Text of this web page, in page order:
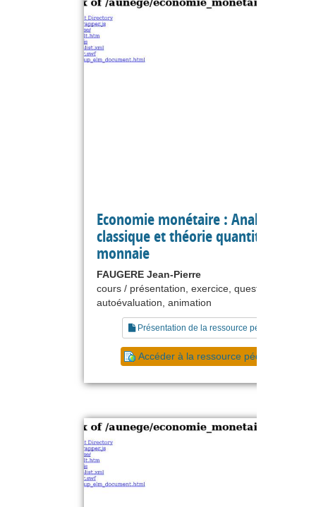
Economie monétaire : Analyse
classique et théorie quantitative de
monnaie
FAUGERE Jean-Pierre
cours / présentation, exercice, questionnaire,
autoévaluation, animation
Présentation de la ressource pédagogique
Accéder à la ressource pédagogique